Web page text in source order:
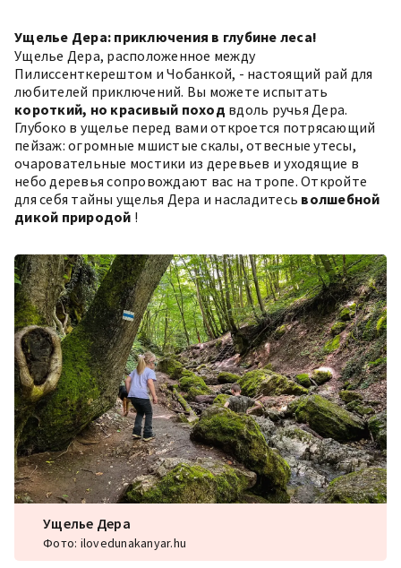
Ущелье Дера: приключения в глубине леса!
Ущелье Дера, расположенное между
Пилиссенткерештом и Чобанкой, - настоящий рай для
любителей приключений. Вы можете испытать
короткий, но красивый поход вдоль ручья Дера.
Глубоко в ущелье перед вами откроется потрясающий
пейзаж: огромные мшистые скалы, отвесные утесы,
очаровательные мостики из деревьев и уходящие в
небо деревья сопровождают вас на тропе. Откройте
для себя тайны ущелья Дера и насладитесь волшебной
дикой природой !
Ущелье Дера
Фото: ilovedunakanyar.hu